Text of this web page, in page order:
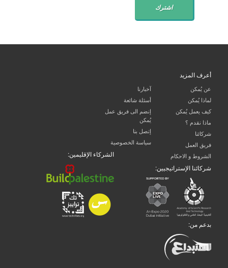
أعرف المزيد
عن يُمكن
لماذا يُمكن
كيف يعمل يُمكن
ماذا نقدم ؟
شركائنا
فريق العمل
الشروط و الاحكام
آخبارنا
أسئلة شائعة
إنضم الى فريق عمل
يُمكن
إتصل بنا
سياسة الخصوصية
الشركاء الإقليمين:
شركائنا الإستراتيجيين:
بدعم من: